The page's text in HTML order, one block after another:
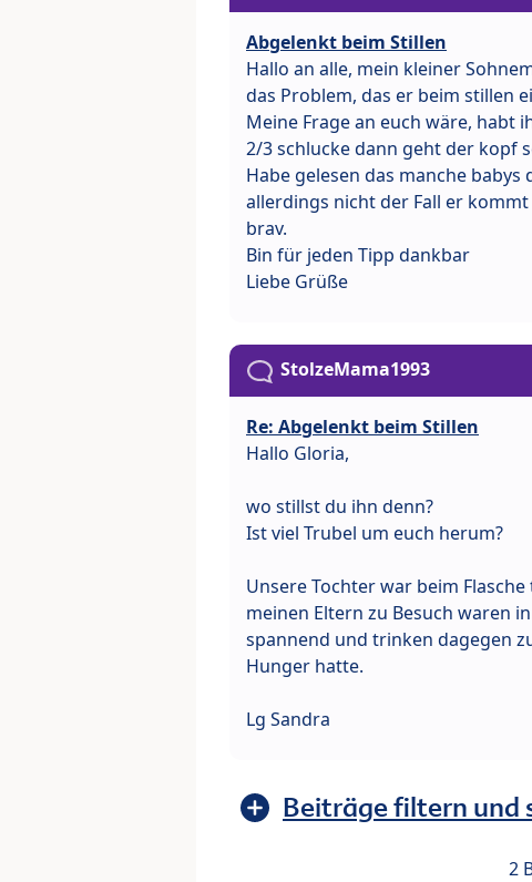
Abgelenkt beim Stillen
Hallo an alle, mein kleiner
das Problem, das er beim stillen
Meine Frage an euch wäre, habt
2/3 schlucke dann geht der kopf
Habe gelesen das manche
allerdings nicht der Fall er
brav.
Bin für jeden Tipp dankbar
Liebe Grüße
StolzeMama1993
Re: Abgelenkt beim Stillen
Hallo Gloria,
wo stillst du ihn denn?
Ist viel Trubel um euch herum?
Unsere Tochter war beim
meinen Eltern zu Besuch waren
spannend und trinken dagegen
Hunger hatte.
Lg Sandra
Beiträge filtern und
2